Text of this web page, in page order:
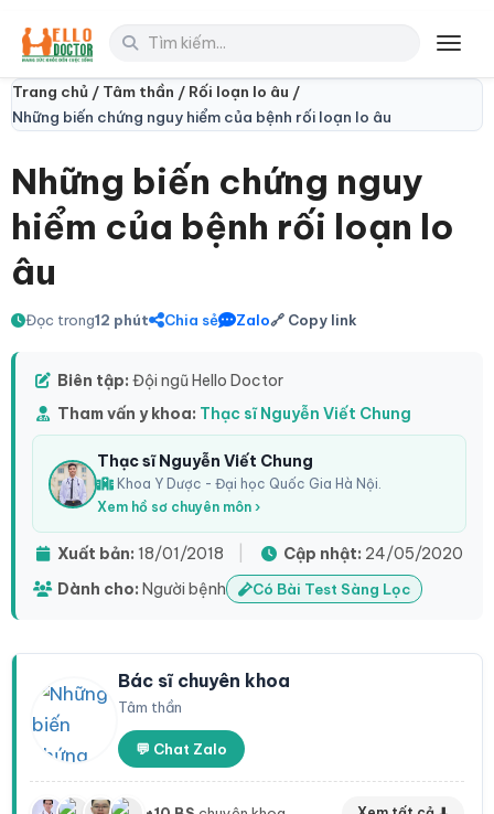
Trang chủ / Tâm thần / Rối loạn lo âu /
Những biến chứng nguy hiểm của bệnh rối loạn lo âu
Những biến chứng nguy
hiểm của bệnh rối loạn lo
âu
Đọc trong12 phút Chia sẻ Zalo🔗 Copy link
Biên tập: Đội ngũ Hello Doctor
Tham vấn y khoa: Thạc sĩ Nguyễn Viết Chung
Thạc sĩ Nguyễn Viết Chung
Khoa Y Dược - Đại học Quốc Gia Hà Nội.
Xem hồ sơ chuyên môn ›
Xuất bản: 18/01/2018 Cập nhật: 24/05/2020
Dành cho: Người bệnh Có Bài Test Sàng Lọc
Bác sĩ chuyên khoa
Tâm thần
💬 Chat Zalo